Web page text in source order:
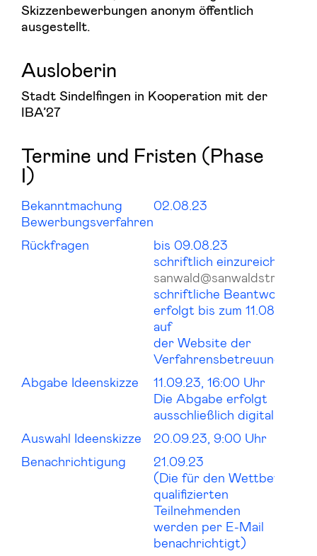
Skizzenbewerbungen anonym öffentlich
ausgestellt.
Ausloberin
Stadt Sindelfingen in Kooperation mit der
IBA’27
Termine und Fristen (Phase
I)
Bekanntmachung
Bewerbungsverfahren
02.08.23
Rückfragen
bis 09.08.23
schriftlich einzureichen an
sanwald@sanwaldstraub.de
schriftliche Beantwortung
erfolgt bis zum 11.08.2023
auf
der Website der
Verfahrensbetreuung
Abgabe Ideenskizze
11.09.23, 16:00 Uhr
Die Abgabe erfolgt
ausschließlich digital.
Auswahl Ideenskizze
20.09.23, 9:00 Uhr
Benachrichtigung
21.09.23
(Die für den Wettbewerb
qualifizierten
Teilnehmenden
werden per E-Mail
benachrichtigt)